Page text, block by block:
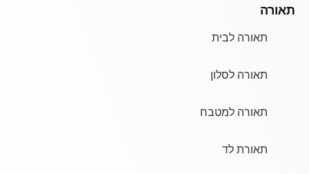
תאורה
תאורה לבית
תאורה לסלון
תאורה למטבח
תאורת לד